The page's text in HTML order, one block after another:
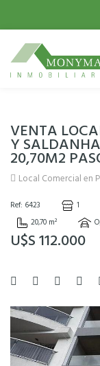
VENTA
Y
20,70M2
Local Comercial en
Ref: 6423 1
20,70 m²
U$S 112.000